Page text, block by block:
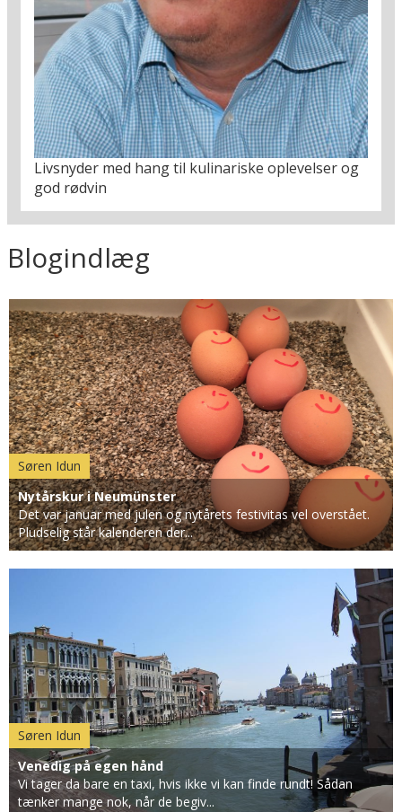
Livsnyder med hang til kulinariske oplevelser og
god rødvin
Blogindlæg
Søren Idun
Nytårskur i Neumünster
Det var januar med julen og nytårets festivitas vel overstået.
Pludselig står kalenderen der...
Søren Idun
Venedig på egen hånd
Vi tager da bare en taxi, hvis ikke vi kan finde rundt! Sådan
tænker mange nok, når de begiv...